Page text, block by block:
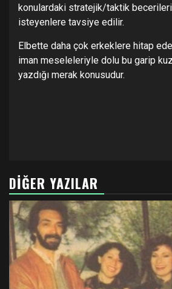
konulardaki stratejik/taktik
isteyenlere tavsiye edilir.
Elbette daha çok erkeklere hitap
iman meseleleriyle dolu bu garip
yazdığı merak konusudur.
DIĞER YAZILAR